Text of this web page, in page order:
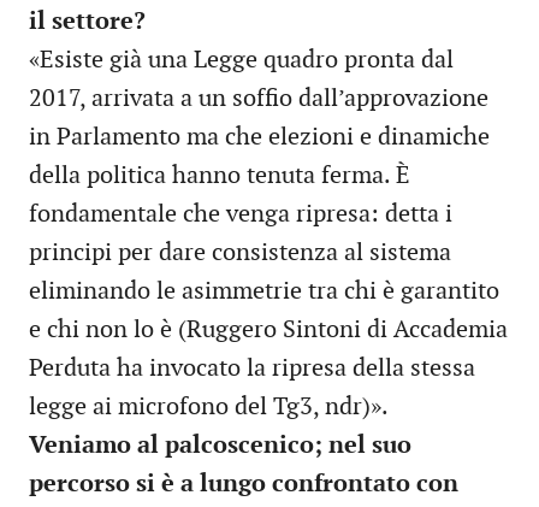
il settore?
«Esiste già una Legge quadro pronta dal
2017, arrivata a un soffio dall’approvazione
in Parlamento ma che elezioni e dinamiche
della politica hanno tenuta ferma. È
fondamentale che venga ripresa: detta i
principi per dare consistenza al sistema
eliminando le asimmetrie tra chi è garantito
e chi non lo è (Ruggero Sintoni di Accademia
Perduta ha invocato la ripresa della stessa
legge ai microfono del Tg3, ndr)».
Veniamo al palcoscenico; nel suo
percorso si è a lungo confrontato con